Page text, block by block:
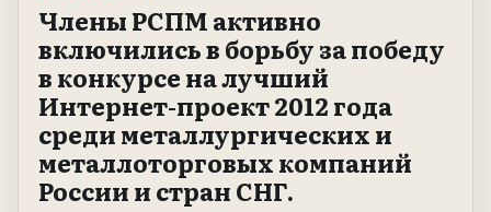
Члены РСПМ активно
включились в борьбу за победу
в конкурсе на лучший
Интернет-проект 2012 года
среди металлургических и
металлоторговых компаний
России и стран СНГ.